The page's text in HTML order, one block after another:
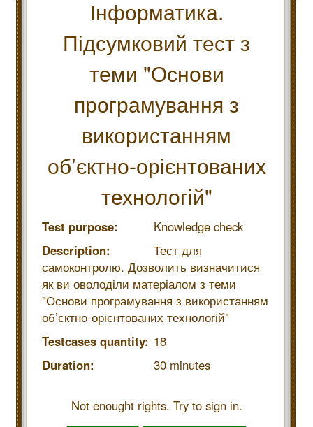
Інформатика.
Підсумковий тест з
теми "Основи
програмування з
використанням
об’єктно-орієнтованих
технологій"
Test purpose:
Knowledge check
Description:
Тест для
самоконтролю. Дозволить визначитися
як ви оволоділи матеріалом з теми
"Основи програмування з використанням
об’єктно-орієнтованих технологій"
Testcases quantity: 18
Duration:
30 minutes
Not enought rights. Try to sign in.